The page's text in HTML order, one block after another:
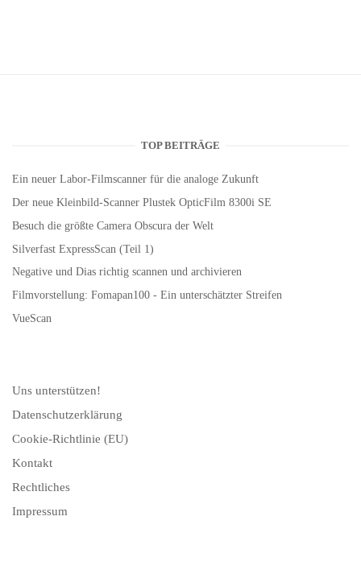
TOP BEITRÄGE
Ein neuer Labor-Filmscanner für die analoge Zukunft
Der neue Kleinbild-Scanner Plustek OpticFilm 8300i SE
Besuch die größte Camera Obscura der Welt
Silverfast ExpressScan (Teil 1)
Negative und Dias richtig scannen und archivieren
Filmvorstellung: Fomapan100 - Ein unterschätzter Streifen
VueScan
Uns unterstützen!
Datenschutzerklärung
Cookie-Richtlinie (EU)
Kontakt
Rechtliches
Impressum